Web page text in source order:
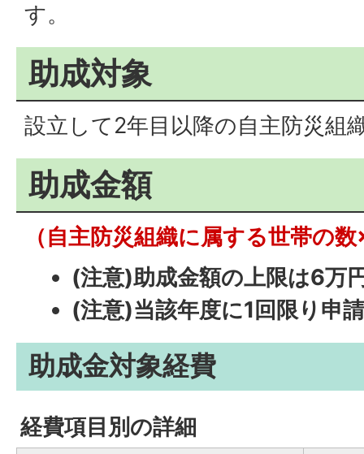
す。
助成対象
設立して2年目以降の自主防災組
助成金額
（自主防災組織に属する世帯の
(注意)助成金額の上限は6万
(注意)当該年度に1回限り申
助成金対象経費
経費項目別の詳細